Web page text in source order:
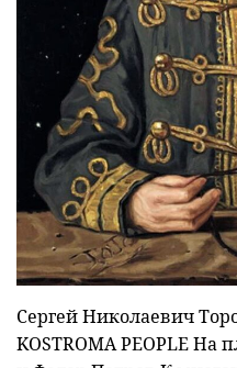
Сергей Николаевич
KOSTROMA PEOPLE На